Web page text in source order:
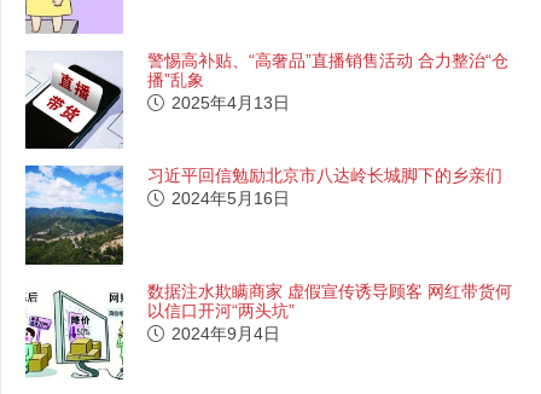
警惕高补贴、“高奢品”直播销售活动 合力整治“仓
播”乱象
2025年4月13日
习近平回信勉励北京市八达岭长城脚下的乡亲们
2024年5月16日
数据注水欺瞒商家 虚假宣传诱导顾客 网红带货何
以信口开河“两头坑”
2024年9月4日